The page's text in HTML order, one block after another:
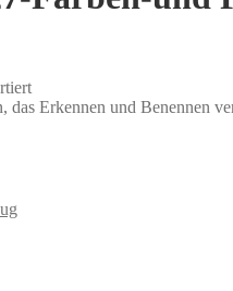
das Erkennen und Benennen